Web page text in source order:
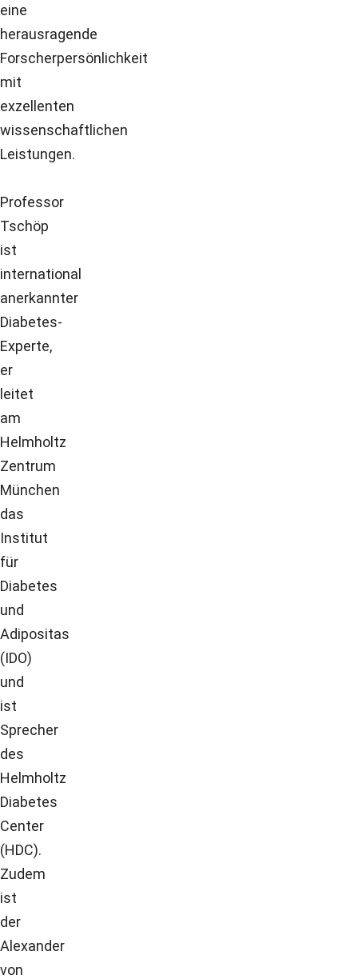
eine
herausragende
Forscherpersönlichkeit
mit
exzellenten
wissenschaftlichen
Leistungen.
Professor
Tschöp
ist
international
anerkannter
Diabetes-
Experte,
er
leitet
am
Helmholtz
Zentrum
München
das
Institut
für
Diabetes
und
Adipositas
(IDO)
und
ist
Sprecher
des
Helmholtz
Diabetes
Center
(HDC).
Zudem
ist
der
Alexander
von